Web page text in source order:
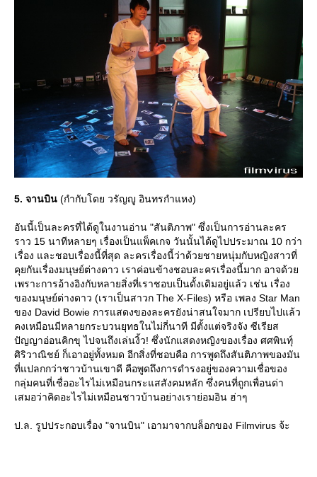
5. จานบิน (กำกับโดย วรัญญู อินทรกำแหง)
อันนี้เป็นละครที่ได้ดูในงานอ่าน "สันติภาพ" ซึ่งเป็นการอ่านละคร
ราว 15 นาทีหลายๆ เรื่องเป็นแพ็คเกจ วันนั้นได้ดูไปประมาณ 10 กว่า
เรื่อง และชอบเรื่องนี้ที่สุด ละครเรื่องนี้ว่าด้วยชายหนุ่มกับหญิงสาวที่
คุยกันเรื่องมนุษย์ต่างดาว เราค่อนข้างชอบละครเรื่องนี้มาก อาจด้ว
เพราะการอ้างอิงกับหลายสิ่งที่เราชอบเป็นดั้งเดิมอยู่แล้ว เช่น เรื่อง
ของมนุษย์ต่างดาว (เราเป็นสาวก The X-Files) หรือ เพลง Star Man
ของ David Bowie การแสดงของละครยังน่าสนใจมาก เปรียบไปแล้ว
คงเหมือนมีหลายกระบวนยุทธในไม่กี่นาที มีตั้งแต่จริงจัง ซีเรียส
ปัญญาอ่อนคิกขุ ไปจนถึงเล่นงิ้ว! ซึ่งนักแสดงหญิงของเรื่อง ศศพินทุ์
ศิริวาณิชย์ ก็เอาอยู่ทั้งหมด อีกสิ่งที่ชอบคือ การพูดถึงสันติภาพของมัน
ที่แปลกกว่าชาวบ้านเขาดี คือพูดถึงการดำรงอยู่ของความเชื่อของ
กลุ่มคนที่เชื่ออะไรไม่เหมือนกระแสสังคมหลัก ซึ่งคนที่ถูกเพื่อนด่า
เสมอว่าคิดอะไรไม่เหมือนชาวบ้านอย่างเราย่อมอิน ฮ่าๆ
ป.ล. รูปประกอบเรื่อง "จานบิน" เอามาจากบล็อกของ Filmvirus จ้ะ